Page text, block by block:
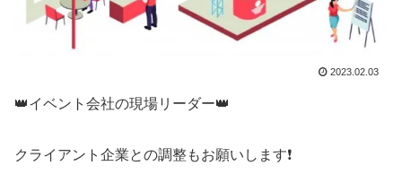
2023.02.03
👑イベント会社の現場リーダー👑
クライアント企業との調整もお願いします❗